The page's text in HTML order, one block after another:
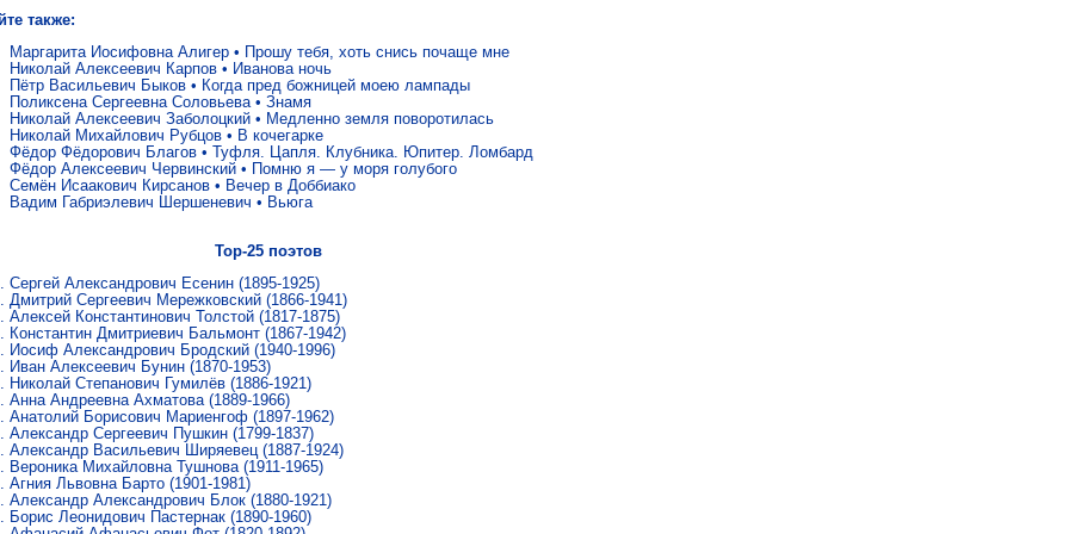
также:
Маргарита Иосифовна Алигер • Прошу тебя, хоть снись почаще мне
Николай Алексеевич Карпов • Иванова ночь
Пётр Васильевич Быков • Когда пред божницей моею лампады
Поликсена Сергеевна Соловьева• Знамя
Николай Алексеевич Заболоцкий • Медленно земля поворотилась
Николай Михайлович Рубцов • В кочегарке
Фёдор Фёдорович Благов • Туфля. Цапля. Клубника. Юпитер. Ломбард
Фёдор Алексеевич Червинский • Помню я — у моря голубого
Семён Исаакович Кирсанов • Вечер в Доббиако
Вадим Габриэлевич Шершеневич • Вьюга
Top-25 поэтов
Сергей Александрович Есенин (1895-1925)
Дмитрий Сергеевич Мережковский (1866-1941)
Алексей Константинович Толстой (1817-1875)
Константин Дмитриевич Бальмонт (1867-1942)
Иосиф Александрович Бродский (1940-1996)
Иван Алексеевич Бунин (1870-1953)
Николай Степанович Гумилёв (1886-1921)
Анна Андреевна Ахматова(1889-1966)
Анатолий Борисович Мариенгоф (1897-1962)
Александр Сергеевич Пушкин (1799-1837)
Александр Васильевич Ширяевец(1887-1924)
Вероника Михайловна Тушнова(1911-1965)
Агния Львовна Барто (1901-1981)
Александр Александрович Блок (1880-1921)
Борис Леонидович Пастернак (1890-1960)